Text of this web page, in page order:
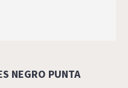
NEGRO PUNTA